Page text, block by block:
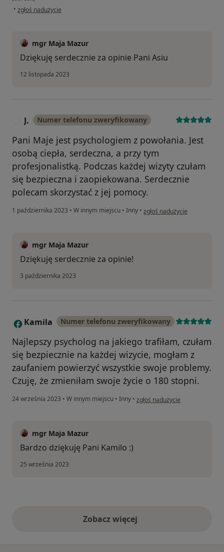
• w opinii użytkownika Joanna
zgłoś nadużycie
mgr Maja Mazur
Dziękuję serdecznie za opinie Pani Asiu
12 listopada 2023
J. Numer telefonu zweryfikowany
Pani Maje jest psychologiem z powołania. Jest
osobą ciepła, serdeczna, a przy tym
profesjonalistką. Podczas każdej wizyty czułam
się bezpieczna i zaopiekowana. Serdecznie
polecam skorzystać z jej pomocy.
1 października 2023 • W innym miejscu • Inny • w opinii użytkownika J.
zgłoś nadużycie
mgr Maja Mazur
Dziękuję serdecznie za opinie!
3 października 2023
K Kamila Numer telefonu zweryfikowany
Najlepszy psycholog na jakiego trafiłam, czułam
się bezpiecznie na każdej wizycie, mogłam z
zaufaniem powierzyć wszystkie swoje problemy.
Czuję, że zmieniłam swoje życie o 180 stopni.
24 września 2023 • W innym miejscu • Inny • w opinii użytkownika Kamila
zgłoś nadużycie
mgr Maja Mazur
Bardzo dziękuję Pani Kamilo :)
25 września 2023
Zobacz więcejopinie powyżej